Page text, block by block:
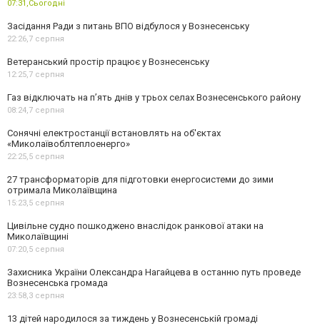
07:31,Сьогодні
Засідання Ради з питань ВПО відбулося у Вознесенську
22:26,7 серпня
Ветеранський простір працює у Вознесенську
12:25,7 серпня
Газ відключать на п’ять днів у трьох селах Вознесенського району
08:24,7 серпня
Сонячні електростанції встановлять на об'єктах
«Миколаївоблтеплоенерго»
22:25,5 серпня
27 трансформаторів для підготовки енергосистеми до зими
отримала Миколаївщина
15:23,5 серпня
Цивільне судно пошкоджено внаслідок ранкової атаки на
Миколаївщині
07:20,5 серпня
Захисника України Олександра Нагайцева в останню путь проведе
Вознесенська громада
23:58,3 серпня
13 дітей народилося за тиждень у Вознесенській громаді